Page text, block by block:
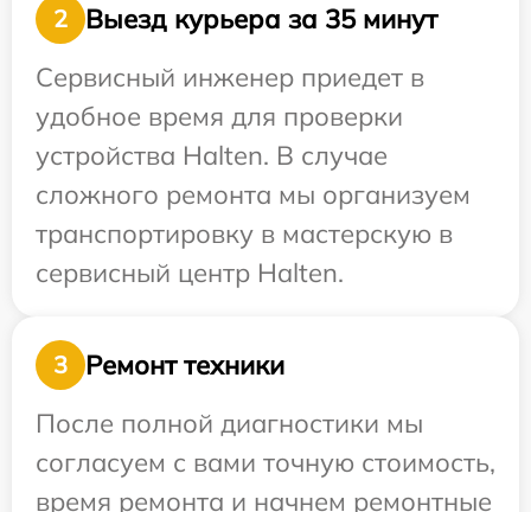
2
Выезд курьера за 35 минут
Сервисный инженер приедет в
удобное время для проверки
устройства Halten. В случае
сложного ремонта мы организуем
транспортировку в мастерскую в
сервисный центр Halten.
3
Ремонт техники
После полной диагностики мы
согласуем с вами точную стоимость,
время ремонта и начнем ремонтные